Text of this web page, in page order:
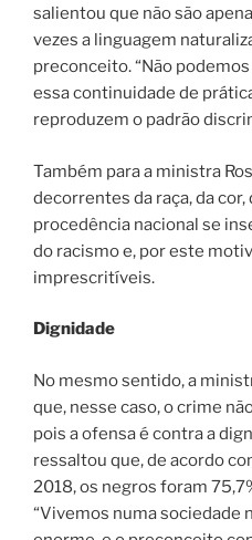
salientou que não são
vezes a linguagem
preconceito. “Não
essa continuidade de
reproduzem o padrão
Também para a ministra
decorrentes da raça, da
procedência nacional se
do racismo e, por este
imprescritíveis.
Dignidade
No mesmo sentido, a
que, nesse caso, o crime
pois a ofensa é contra a
ressaltou que, de acordo
2018, os negros foram
“Vivemos numa sociedade